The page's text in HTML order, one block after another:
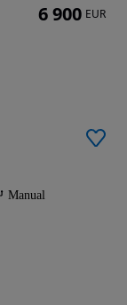
Manual
6 900 EUR